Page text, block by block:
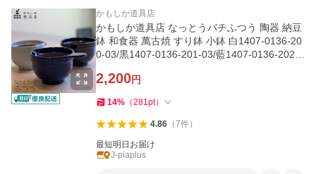
かもしか道具店
かもしか道具店 なっとうバチふつう 陶器 納豆
鉢 和食器 萬古焼 すり鉢 小鉢 白1407-0136-20
0-03/黒1407-0136-201-03/藍1407-0136-202-0
2,200円
14% （281pt）
4.86（7件）
最短明日お届け
J-piaplus